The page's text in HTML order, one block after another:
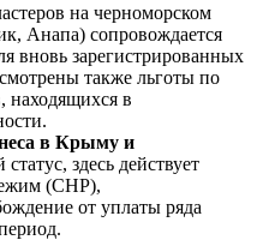
на черноморском
Анапа) сопровождается
вновь зарегистрированных
также льготы по
находящихся в
в Крыму и
здесь действует
(СНР),
от уплаты ряда